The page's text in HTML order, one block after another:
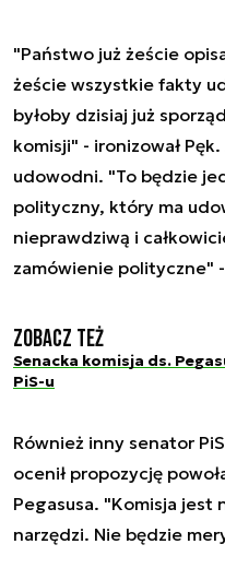
"Państwo już żeście
żeście wszystkie fakty
byłoby dzisiaj już
komisji" - ironizował
udowodni. "To będzie
polityczny, który ma
nieprawdziwą i
zamówienie polityczne" -
Zobacz też
Senacka komisja ds.
PiS-u
Również inny senator
ocenił propozycję
Pegasusa. "Komisja jest
narzędzi. Nie będzie